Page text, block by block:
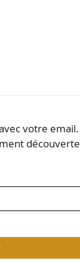
votre email.
découverte